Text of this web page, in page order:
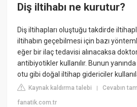
Diş iltihabı ne kurutur?
Diş iltihapları oluştuğu takdirde
iltihabın geçebilmesi için bazı
eğer bir ilaç tedavisi alınacaksa
antibiyotikler kullanılır. Bunun
otu gibi doğal iltihap gidericiler
Kaynak kaldırma talebi |Cevabın
fanatik.com.tr